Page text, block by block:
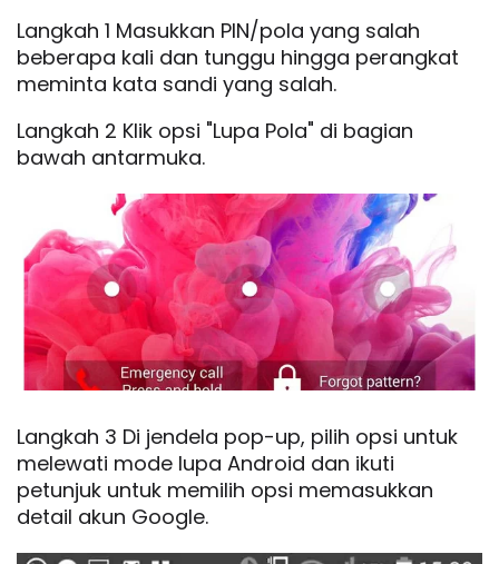
Langkah 1 Masukkan PIN/pola yang salah
beberapa kali dan tunggu hingga perangkat
meminta kata sandi yang salah.
Langkah 2 Klik opsi "Lupa Pola" di bagian
bawah antarmuka.
Langkah 3 Di jendela pop-up, pilih opsi untuk
melewati mode lupa Android dan ikuti
petunjuk untuk memilih opsi memasukkan
detail akun Google.